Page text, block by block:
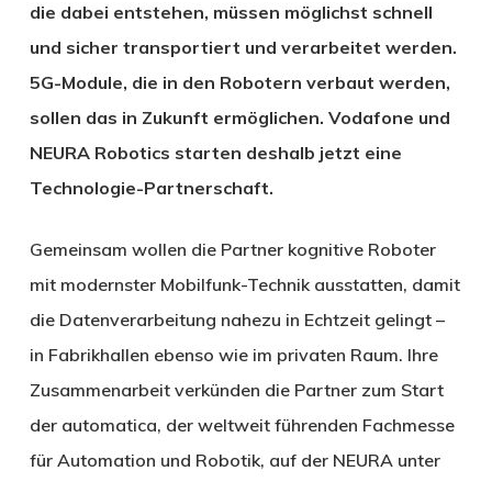
die dabei entstehen, müssen möglichst schnell
und sicher transportiert und verarbeitet werden.
5G-Module, die in den Robotern verbaut werden,
sollen das in Zukunft ermöglichen. Vodafone und
NEURA Robotics starten deshalb jetzt eine
Technologie-Partnerschaft.
Gemeinsam wollen die Partner kognitive Roboter
mit modernster Mobilfunk-Technik ausstatten, damit
die Datenverarbeitung nahezu in Echtzeit gelingt –
in Fabrikhallen ebenso wie im privaten Raum. Ihre
Zusammenarbeit verkünden die Partner zum Start
der automatica, der weltweit führenden Fachmesse
für Automation und Robotik, auf der NEURA unter